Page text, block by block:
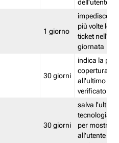
dell'utente
1 giorno
impedisce di
più volte lo
ticket
giornata
30 giorni
indica la
copertura
all'ultimo
verificato
30 giorni
salva l'ultima
tecnologia
per
all'utente